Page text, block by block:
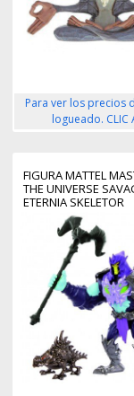
Para ver los precios
logueado. CLIC
FIGURA MATTEL
THE UNIVERSE
ETERNIA SKELETOR